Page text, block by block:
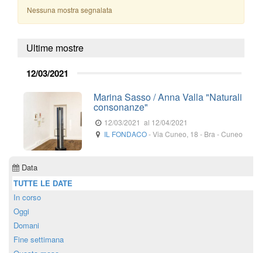
Nessuna mostra segnalata
Ultime mostre
12/03/2021
Marina Sasso / Anna Valla "Naturali
consonanze"
12/03/2021 al 12/04/2021
IL FONDACO-Via Cuneo, 18 - Bra - Cuneo
Data
TUTTE LE DATE
In corso
Oggi
Domani
Fine settimana